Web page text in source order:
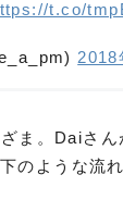
t.co/
2018
ま。Daiさん
のような流